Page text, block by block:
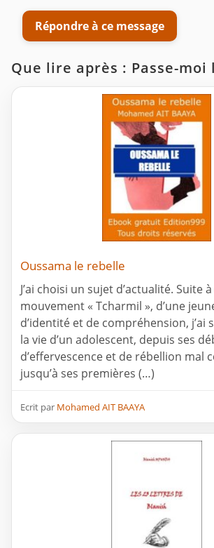
Répondre à ce message
Que lire après : Passe-moi
Oussama le rebelle
J’ai choisi un sujet d’actualité. Suite
mouvement « Tcharmil », d’une
d’identité et de compréhension, j’ai
la vie d’un adolescent, depuis ses
d’effervescence et de rébellion mal
jusqu’à ses premières (…)
Ecrit par Mohamed AIT BAAYA